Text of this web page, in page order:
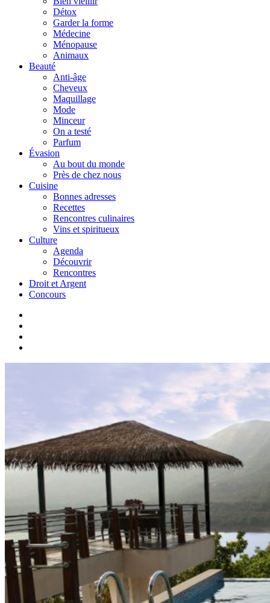
Détox
Garder la forme
Médecine
Ménopause
Animaux
Beauté
Anti-âge
Cheveux
Maquillage
Mode
Minceur
On a testé
Parfum
Évasion
Au bout du monde
Près de chez nous
Cuisine
Bonnes adresses
Recettes
Rencontres culinaires
Vins et spiritueux
Culture
Agenda
Découvrir
Rencontres
Droit et Argent
Concours